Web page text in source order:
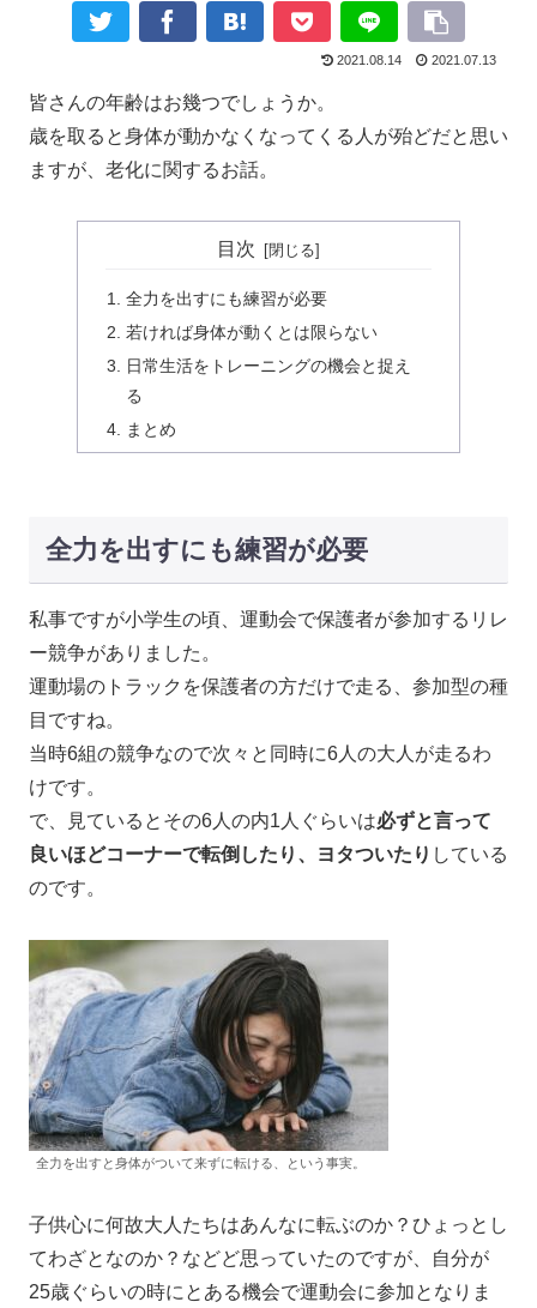
2021.08.14 2021.07.13
皆さんの年齢はお幾つでしょうか。
歳を取ると身体が動かなくなってくる人が殆どだと思い
ますが、老化に関するお話。
目次
全力を出すにも練習が必要
若ければ身体が動くとは限らない
日常生活をトレーニングの機会と捉え
る
まとめ
全力を出すにも練習が必要
私事ですが小学生の頃、運動会で保護者が参加するリレ
ー競争がありました。
運動場のトラックを保護者の方だけで走る、参加型の種
目ですね。
当時6組の競争なので次々と同時に6人の大人が走るわ
けです。
で、見ているとその6人の内1人ぐらいは必ずと言って
良いほどコーナーで転倒したり、ヨタついたり している
のです。
全力を出すと身体がついて来ずに転ける、という事実。
子供心に何故大人たちはあんなに転ぶのか？ひょっとし
てわざとなのか？などど思っていたのですが、自分が
25歳ぐらいの時にとある機会で運動会に参加となりま